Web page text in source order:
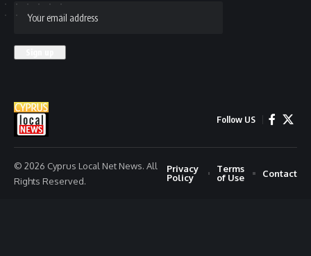
Follow US
© 2026 Cyprus Local Net News. All
Rights Reserved.
Privacy
Policy
Terms
of Use
Contact